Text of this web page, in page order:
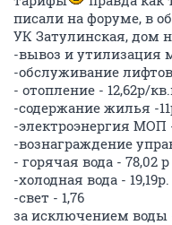
писали на форуме, в
УК Затулинская, дом
-вывоз и утилизация
-обслуживание
- отопление - 12,62р/
-содержание жилья -
-электроэнергия МОП
-вознаграждение
- горячая вода - 78,02 р
-холодная вода - 19,19р.
-свет - 1,76
за исключением